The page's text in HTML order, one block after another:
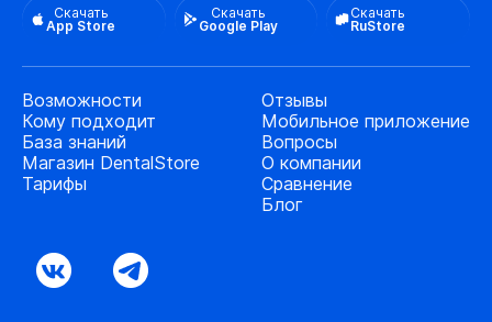
Скачать
App Store
Скачать
Google Play
Скачать
RuStore
Возможности
Кому подходит
База знаний
Магазин DentalStore
Тарифы
Отзывы
Мобильное приложение
Вопросы
О компании
Сравнение
Блог